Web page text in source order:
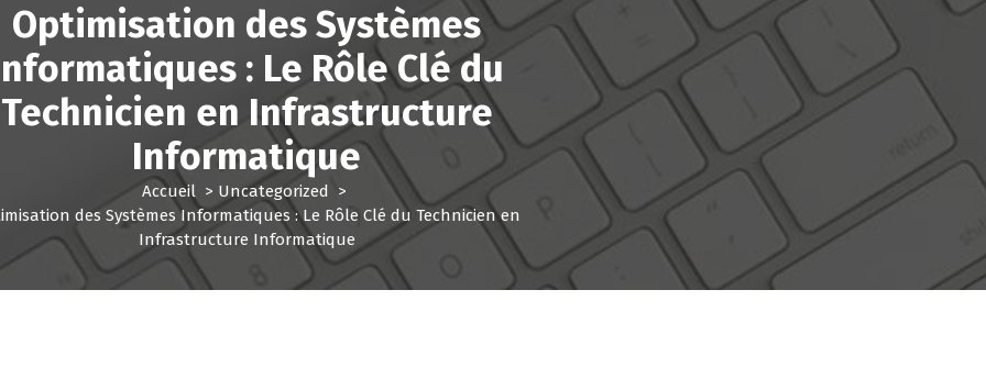
Optimisation des Systèmes
: Le Rôle Clé du
Technicien en Infrastructure
Informatique
Accueil > Uncategorized >
des Systèmes Informatiques : Le Rôle Clé du Technicien en
Infrastructure Informatique